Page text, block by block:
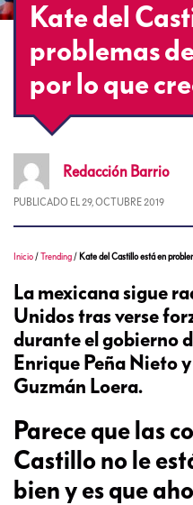
Kate del
problemas
por lo que
Redacción Barrio
PUBLICADO EL 29, OCTUBRE 2019
Inicio /Trending / Kate del Castillo está en
La mexicana sigue
Unidos tras verse
durante el gobierno
Enrique Peña Nieto
Guzmán Loera.
Parece que las
Castillo no le
bien y es que